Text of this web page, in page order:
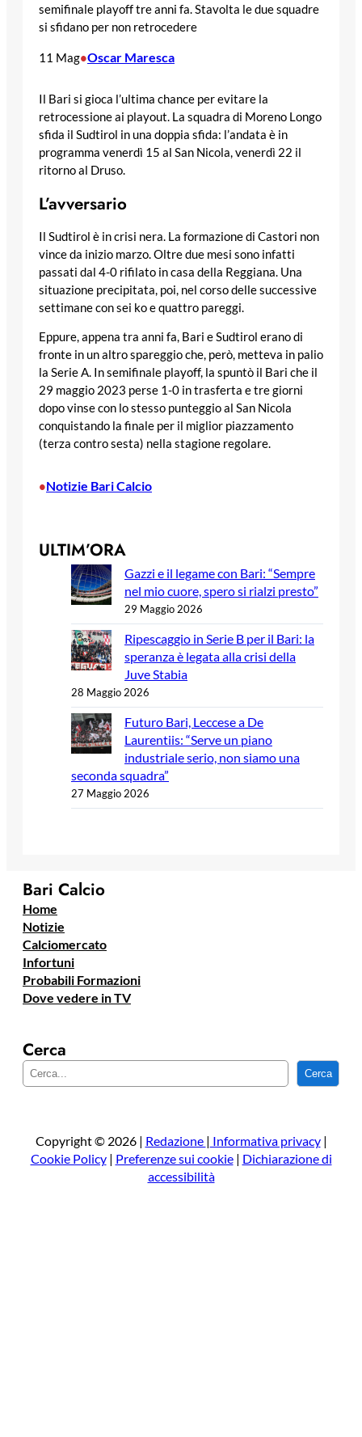
semifinale playoff tre anni fa. Stavolta le due squadre
si sfidano per non retrocedere
11 Mag•Oscar Maresca
Il Bari si gioca l’ultima chance per evitare la
retrocessione ai playout. La squadra di Moreno Longo
sfida il Sudtirol in una doppia sfida: l’andata è in
programma venerdì 15 al San Nicola, venerdì 22 il
ritorno al Druso.
L’avversario
Il Sudtirol è in crisi nera. La formazione di Castori non
vince da inizio marzo. Oltre due mesi sono infatti
passati dal 4-0 rifilato in casa della Reggiana. Una
situazione precipitata, poi, nel corso delle successive
settimane con sei ko e quattro pareggi.
Eppure, appena tra anni fa, Bari e Sudtirol erano di
fronte in un altro spareggio che, però, metteva in palio
la Serie A. In semifinale playoff, la spuntò il Bari che il
29 maggio 2023 perse 1-0 in trasferta e tre giorni
dopo vinse con lo stesso punteggio al San Nicola
conquistando la finale per il miglior piazzamento
(terza contro sesta) nella stagione regolare.
•Notizie Bari Calcio
ULTIM’ORA
Gazzi e il legame con Bari: “Sempre
nel mio cuore, spero si rialzi presto”
29 Maggio 2026
Ripescaggio in Serie B per il Bari: la
speranza è legata alla crisi della
Juve Stabia
28 Maggio 2026
Futuro Bari, Leccese a De
Laurentiis: “Serve un piano
industriale serio, non siamo una
seconda squadra”
27 Maggio 2026
Bari Calcio
Home
Notizie
Calciomercato
Infortuni
Probabili Formazioni
Dove vedere in TV
Cerca
e
a
Cerca
Copyright © 2026 | Redazione | Informativa privacy|
Cookie Policy| Preferenze sui cookie| Dichiarazione di
accessibilità